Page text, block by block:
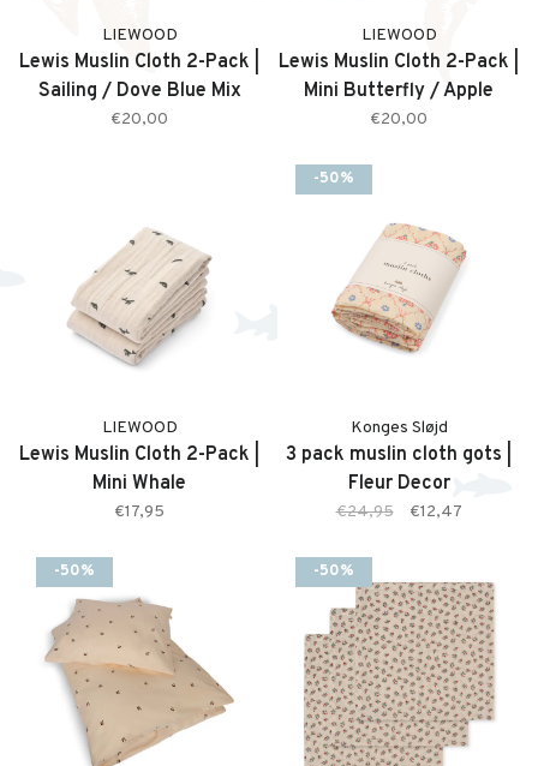
LIEWOOD
Lewis Muslin Cloth 2-Pack |
Sailing / Dove Blue Mix
€20,00
LIEWOOD
Lewis Muslin Cloth 2-Pack |
Mini Butterfly / Apple
Blossom Mix
€20,00
LIEWOOD
Lewis Muslin Cloth 2-Pack |
Mini Whale
€17,95
-50%
Konges Sløjd
3 pack muslin cloth gots |
Fleur Decor
€24,95 €12,47
-50% -50%